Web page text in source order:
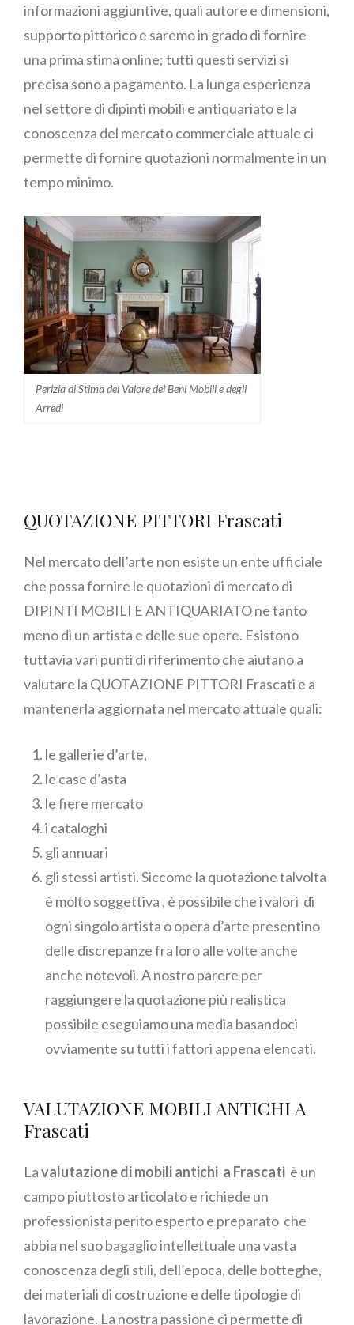
informazioni aggiuntive, quali autore e dimensioni,
supporto pittorico e saremo in grado di fornire
una prima stima online; tutti questi servizi si
precisa sono a pagamento. La lunga esperienza
nel settore di dipinti mobili e antiquariato e la
conoscenza del mercato commerciale attuale ci
permette di fornire quotazioni normalmente in un
tempo minimo.
Perizia di Stima del Valore dei Beni Mobili e degli
Arredi
QUOTAZIONE PITTORI Frascati
Nel mercato dell’arte non esiste un ente ufficiale
che possa fornire le quotazioni di mercato di
DIPINTI MOBILI E ANTIQUARIATO ne tanto
meno di un artista e delle sue opere. Esistono
tuttavia vari punti di riferimento che aiutano a
valutare la QUOTAZIONE PITTORI Frascati e a
mantenerla aggiornata nel mercato attuale quali:
le gallerie d’arte,
le case d’asta
le fiere mercato
i cataloghi
gli annuari
gli stessi artisti. Siccome la quotazione talvolta
è molto soggettiva , è possibile che i valori di
ogni singolo artista o opera d’arte presentino
delle discrepanze fra loro alle volte anche
anche notevoli. A nostro parere per
raggiungere la quotazione più realistica
possibile eseguiamo una media basandoci
ovviamente su tutti i fattori appena elencati.
VALUTAZIONE MOBILI ANTICHI A
Frascati
Lavalutazione di mobili antichi a Frascati è un
campo piuttosto articolato e richiede un
professionista perito esperto e preparato che
abbia nel suo bagaglio intellettuale una vasta
conoscenza degli stili, dell’epoca, delle botteghe,
dei materiali di costruzione e delle tipologie di
lavorazione. La nostra passione ci permette di